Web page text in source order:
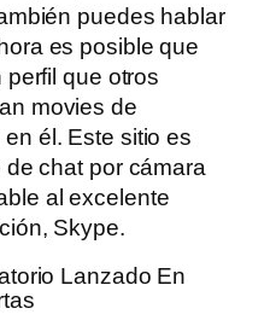
puedes hablar
es posible que
que otros
movies de
él. Este sitio es
chat por cámara
al excelente
Skype.
Lanzado En